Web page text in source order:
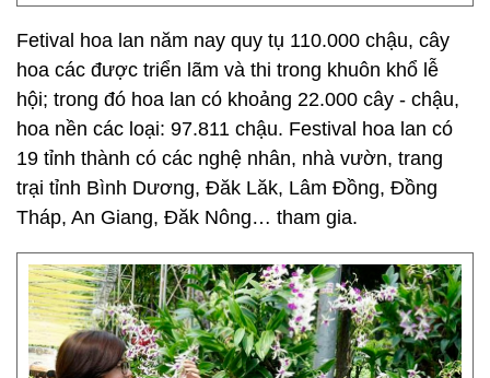
Fetival hoa lan năm nay quy tụ 110.000 chậu, cây
hoa các được triển lãm và thi trong khuôn khổ lễ
hội; trong đó hoa lan có khoảng 22.000 cây - chậu,
hoa nền các loại: 97.811 chậu. Festival hoa lan có
19 tỉnh thành có các nghệ nhân, nhà vườn, trang
trại tỉnh Bình Dương, Đăk Lăk, Lâm Đồng, Đồng
Tháp, An Giang, Đăk Nông… tham gia.